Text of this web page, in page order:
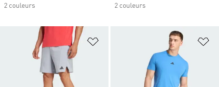
2 couleurs
2 couleurs
Ajouter à la Liste de produits